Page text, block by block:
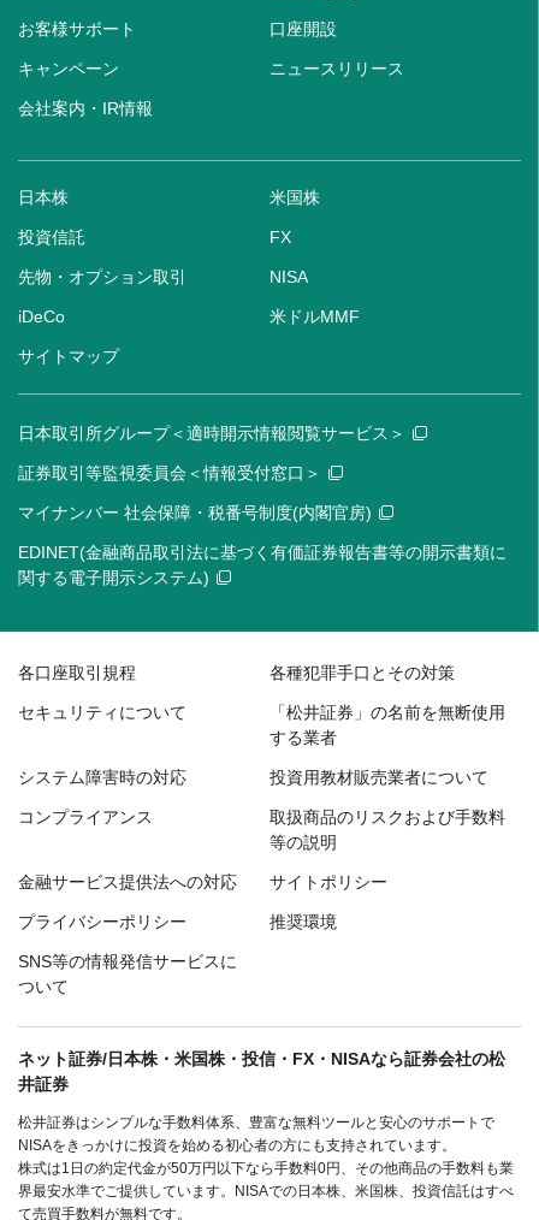
お客様サポート 口座開設
キャンペーン ニュースリリース
会社案内・IR情報
日本株 米国株
投資信託 FX
先物・オプション取引 NISA
iDeCo 米ドルMMF
サイトマップ
日本取引所グループ＜適時開示情報閲覧サービス＞
証券取引等監視委員会＜情報受付窓口＞
マイナンバー 社会保障・税番号制度(内閣官房)
EDINET(金融商品取引法に基づく有価証券報告書等の開示書類に
関する電子開示システム)
各口座取引規程 各種犯罪手口とその対策
セキュリティについて
「松井証券」の名前を無断使用
する業者
システム障害時の対応 投資用教材販売業者について
コンプライアンス
取扱商品のリスクおよび手数料
等の説明
金融サービス提供法への対応 サイトポリシー
プライバシーポリシー 推奨環境
SNS等の情報発信サービスに
ついて
ネット証券/日本株・米国株・投信・FX・NISAなら証券会社の松
井証券
松井証券はシンプルな手数料体系、豊富な無料ツールと安心のサポートで
NISAをきっかけに投資を始める初心者の方にも支持されています。
株式は1日の約定代金が50万円以下なら手数料0円、その他商品の手数料も業
界最安水準でご提供しています。NISAでの日本株、米国株、投資信託はすべ
て売買手数料が無料です。